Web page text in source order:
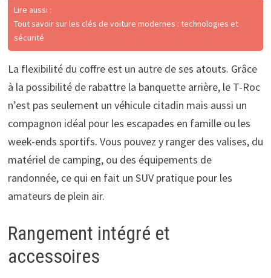
Lire aussi :
Tout savoir sur les clés de voiture modernes : technologies et
sécurité
La flexibilité du coffre est un autre de ses atouts. Grâce
à la possibilité de rabattre la banquette arrière, le T-Roc
n’est pas seulement un véhicule citadin mais aussi un
compagnon idéal pour les escapades en famille ou les
week-ends sportifs. Vous pouvez y ranger des valises, du
matériel de camping, ou des équipements de
randonnée, ce qui en fait un SUV pratique pour les
amateurs de plein air.
Rangement intégré et
accessoires